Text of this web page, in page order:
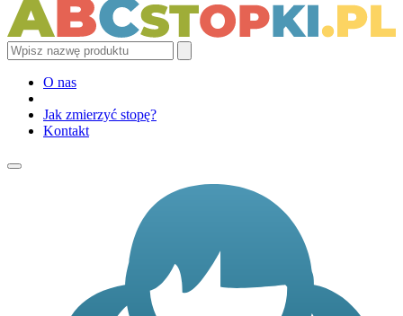
O nas
Jak zmierzyć stopę?
Kontakt